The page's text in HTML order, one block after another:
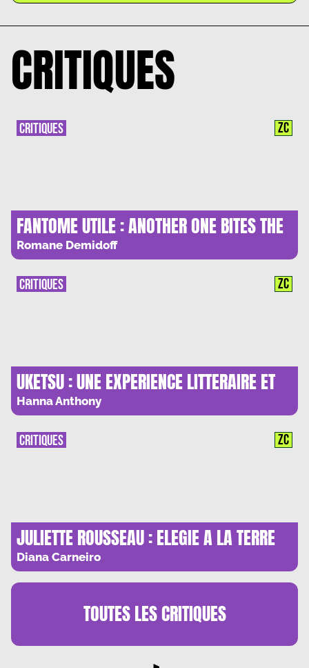
CRITIQUES
FANTOME UTILE : ANOTHER ONE BITES THE
DUST
Romane Demidoff
CRITIQUES ZC
UKETSU : UNE EXPERIENCE LITTERAIRE ET
VISUELLE UNIQUE
Hanna Anthony
CRITIQUES ZC
JULIETTE ROUSSEAU : ELEGIE A LA TERRE
PERDUE
Diana Carneiro
CRITIQUES ZC
TOUTES LESCRITIQUES